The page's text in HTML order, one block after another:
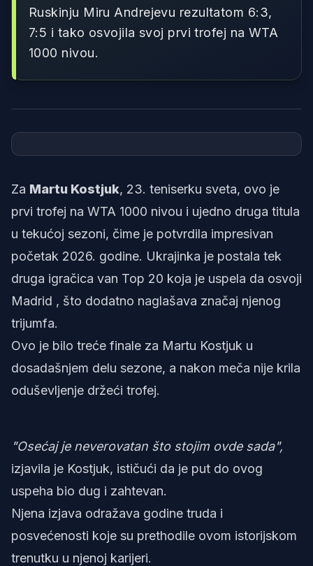
Ruskinju Miru Andrejevu rezultatom 6:3,
7:5 i tako osvojila svoj prvi trofej na WTA
1000 nivou.
Za Martu Kostjuk, 23. teniserku sveta, ovo je
prvi trofej na WTA 1000 nivou i ujedno druga titula
u tekućoj sezoni, čime je potvrdila impresivan
početak 2026. godine. Ukrajinka je postala tek
druga igračica van Top 20 koja je uspela da osvoji
Madrid , što dodatno naglašava značaj njenog
trijumfa.
Ovo je bilo treće finale za Martu Kostjuk u
dosadašnjem delu sezone, a nakon meča nije krila
oduševljenje držeći trofej.
"Osećaj je neverovatan što stojim ovde sada",
izjavila je Kostjuk, ističući da je put do ovog
uspeha bio dug i zahtevan.
Njena izjava odražava godine truda i
posvećenosti koje su prethodile ovom istorijskom
trenutku u njenoj karijeri.